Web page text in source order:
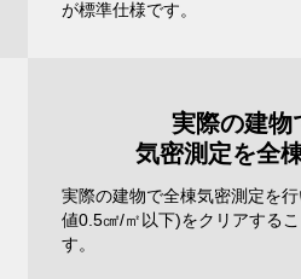
が標準仕様です。
実際の建物
気密測定を全
実際の建物で全棟気密測定を
値0.5㎠/㎡以下)をクリアする
す。